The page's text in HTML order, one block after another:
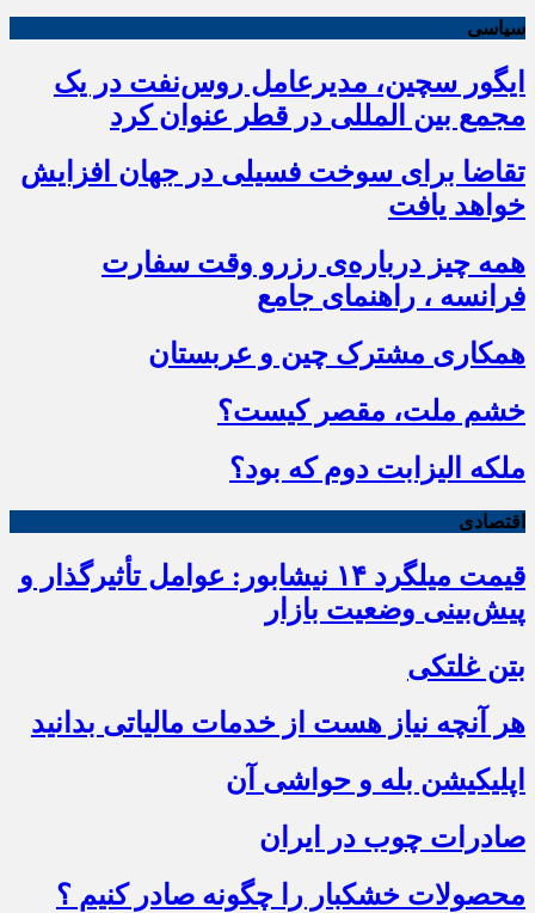
سیاسی
ایگور سچین، مدیرعامل روس‌نفت در یک
مجمع بین المللی در قطر عنوان کرد
تقاضا برای سوخت فسیلی در جهان افزایش
خواهد یافت
همه چیز درباره‌ی رزرو وقت سفارت
فرانسه ، راهنمای جامع
همکاری مشترک چین و عربستان
خشم ملت، مقصر کیست؟
ملکه الیزابت دوم که بود؟
اقتصادی
قیمت میلگرد ۱۴ نیشابور: عوامل تأثیرگذار و
پیش‌بینی وضعیت بازار
بتن غلتکی
هر آنچه نیاز هست از خدمات مالیاتی بدانید
اپلیکیشن بله و حواشی آن
صادرات چوب در ایران
محصولات خشکبار را چگونه صادر کنیم ؟